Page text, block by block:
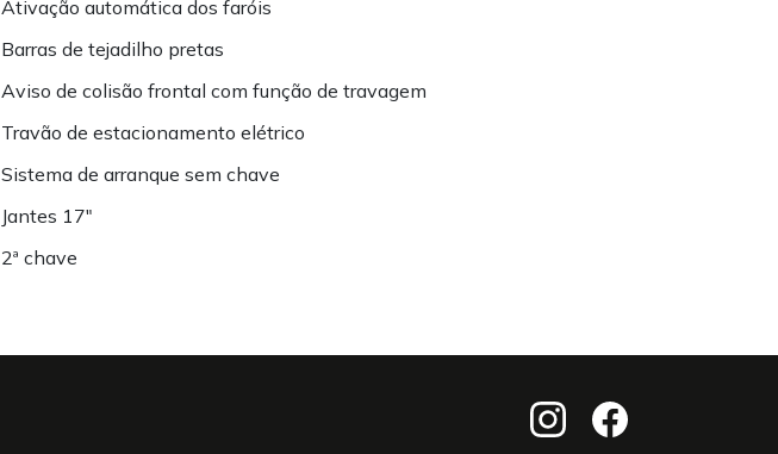
• Ativação automática dos faróis
• Barras de tejadilho pretas
• Aviso de colisão frontal com função de travagem
• Travão de estacionamento elétrico
• Sistema de arranque sem chave
• Jantes 17"
• 2ª chave